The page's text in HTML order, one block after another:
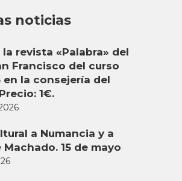
noticias
la revista «Palabra» del
Francisco del curso
en la consejería del
1€.
a Numancia y a
Machado. 15 de mayo